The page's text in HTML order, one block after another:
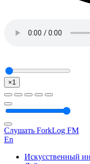
×1
Слушать ForkLog FM
En
Искусственный